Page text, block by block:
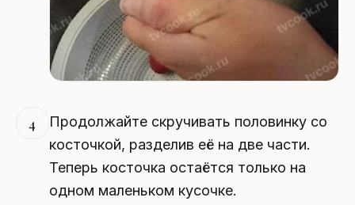
4
Продолжайте скручивать половинку со
косточкой, разделив её на две части.
Теперь косточка остаётся только на
одном маленьком кусочке.